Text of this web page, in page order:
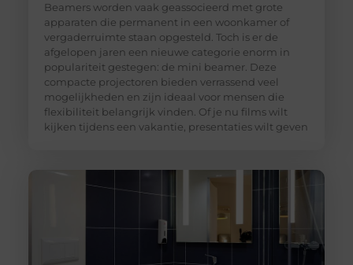
Beamers worden vaak geassocieerd met grote
apparaten die permanent in een woonkamer of
vergaderruimte staan opgesteld. Toch is er de
afgelopen jaren een nieuwe categorie enorm in
populariteit gestegen: de mini beamer. Deze
compacte projectoren bieden verrassend veel
mogelijkheden en zijn ideaal voor mensen die
flexibiliteit belangrijk vinden. Of je nu films wilt
kijken tijdens een vakantie, presentaties wilt geven